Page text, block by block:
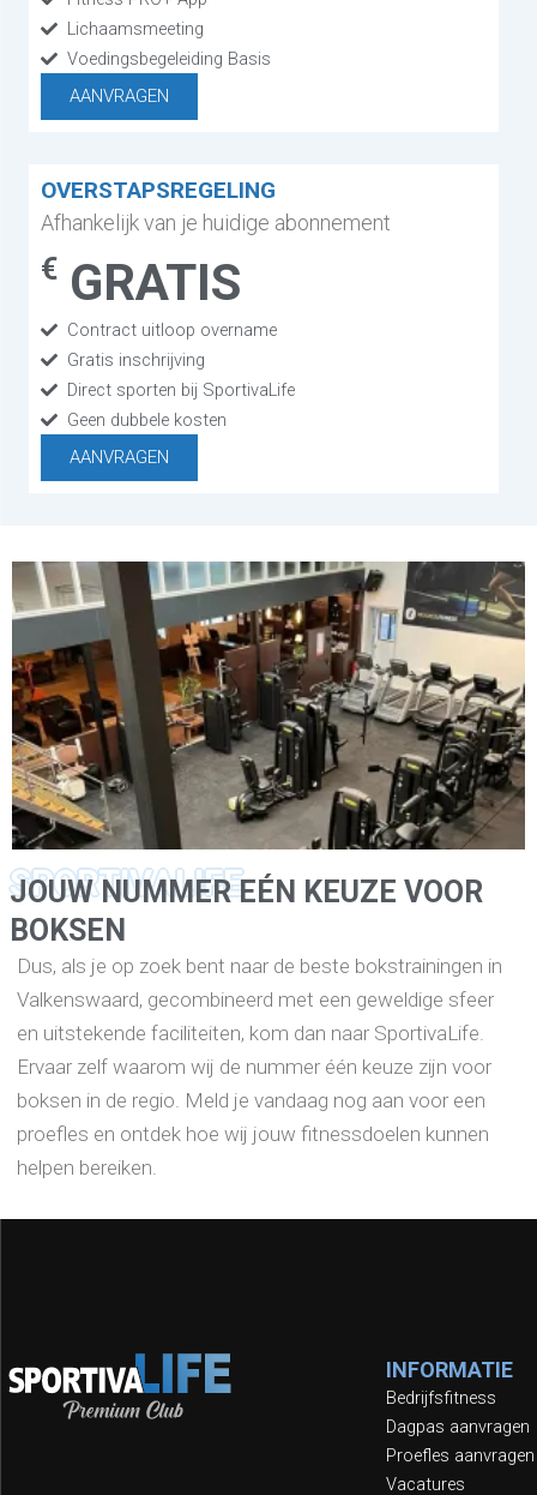
Lichaamsmeeting
Voedingsbegeleiding Basis
AANVRAGEN
OVERSTAPSREGELING
Afhankelijk van je huidige abonnement
€GRATIS
Contract uitloop overname
Gratis inschrijving
Direct sporten bij SportivaLife
Geen dubbele kosten
AANVRAGEN
JOUW NUMMER EÉN KEUZE VOOR
BOKSEN
SPORTIVALIFE
Dus, als je op zoek bent naar de beste bokstrainingen in
Valkenswaard, gecombineerd met een geweldige sfeer
en uitstekende faciliteiten, kom dan naar SportivaLife.
Ervaar zelf waarom wij de nummer één keuze zijn voor
boksen in de regio. Meld je vandaag nog aan voor een
proefles en ontdek hoe wij jouw fitnessdoelen kunnen
helpen bereiken.
INFORMATIE
Bedrijfsfitness
Dagpas aanvragen
Proefles aanvragen
Vacatures